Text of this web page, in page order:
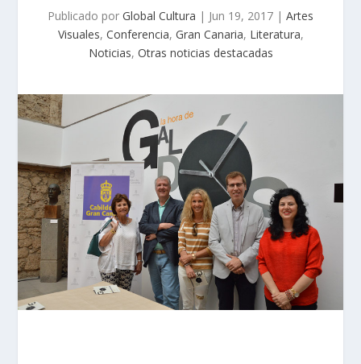
Publicado por Global Cultura | Jun 19, 2017 | Artes
Visuales, Conferencia, Gran Canaria, Literatura,
Noticias, Otras noticias destacadas